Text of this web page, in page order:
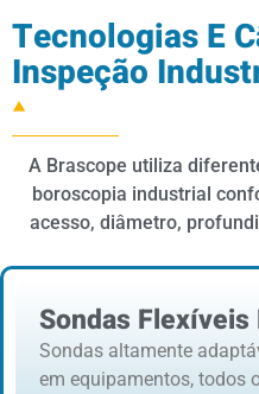
Tecnologias E
Inspeção
A Brascope utiliza
boroscopia industrial
acesso, diâmetro,
Sondas
Sondas altamente
em equipamentos, todos